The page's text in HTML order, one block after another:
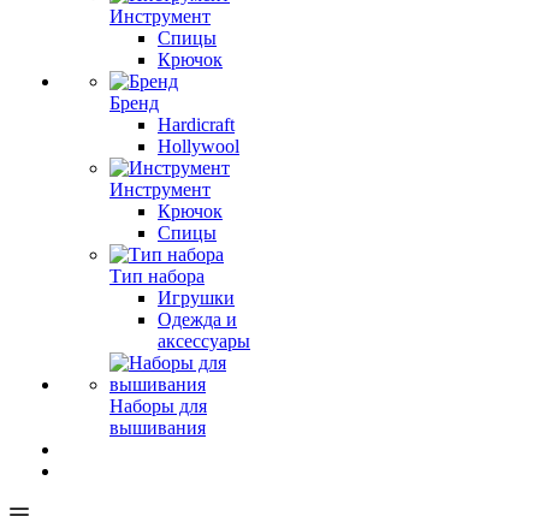
Инструмент
Спицы
Крючок
Бренд
Hardicraft
Hollywool
Инструмент
Крючок
Спицы
Тип набора
Игрушки
Одежда и
аксессуары
Наборы для
вышивания